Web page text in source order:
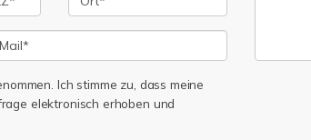
Ich stimme zu, dass meine
elektronisch erhoben und